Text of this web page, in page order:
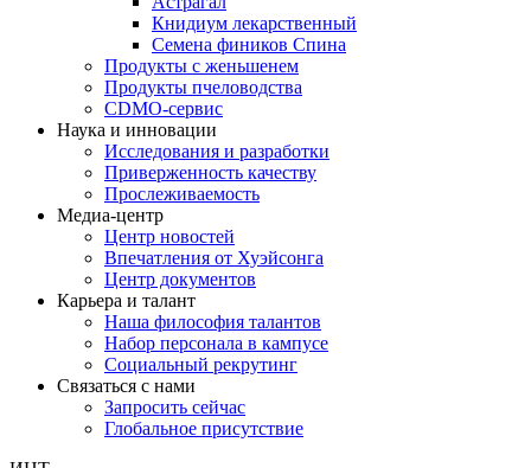
Книдиум лекарственный
Семена фиников Спина
Продукты с женьшенем
Продукты пчеловодства
CDMO-сервис
Наука и инновации
Исследования и разработки
Приверженность качеству
Прослеживаемость
Медиа-центр
Центр новостей
Впечатления от Хуэйсонга
Центр документов
Карьера и талант
Наша философия талантов
Набор персонала в кампусе
Социальный рекрутинг
Связаться с нами
Запросить сейчас
Глобальное присутствие